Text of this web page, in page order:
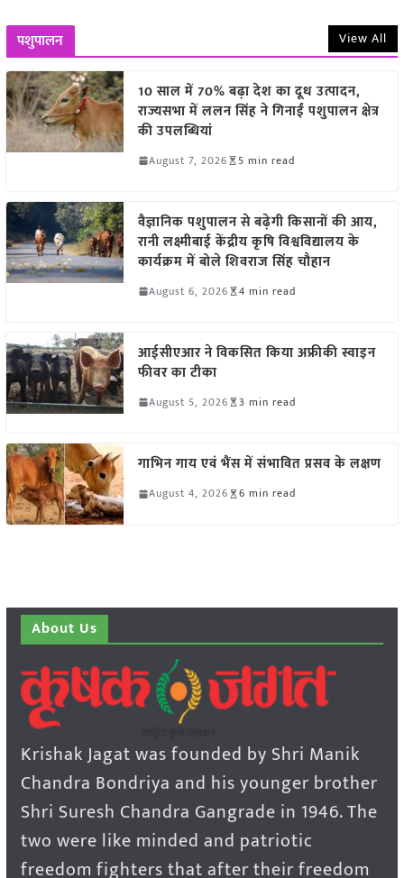
पशुपालन View All
10 साल में 70% बढ़ा देश का दूध उत्पादन,
राज्यसभा में ललन सिंह ने गिनाईं पशुपालन क्षेत्र
की उपलब्धियां
August 7, 2026 5 min read
वैज्ञानिक पशुपालन से बढ़ेगी किसानों की आय,
रानी लक्ष्मीबाई केंद्रीय कृषि विश्वविद्यालय के
कार्यक्रम में बोले शिवराज सिंह चौहान
August 6, 2026 4 min read
आईसीएआर ने विकसित किया अफ्रीकी स्वाइन
फीवर का टीका
August 5, 2026 3 min read
गाभिन गाय एवं भैंस में संभावित प्रसव के लक्षण
August 4, 2026 6 min read
About Us
Krishak Jagat was founded by Shri Manik
Chandra Bondriya and his younger brother
Shri Suresh Chandra Gangrade in 1946. The
two were like minded and patriotic
freedom fighters that after their freedom